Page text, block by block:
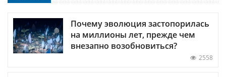
Почему эволюция застопорилась
на миллионы лет, прежде чем
внезапно возобновиться?
2558